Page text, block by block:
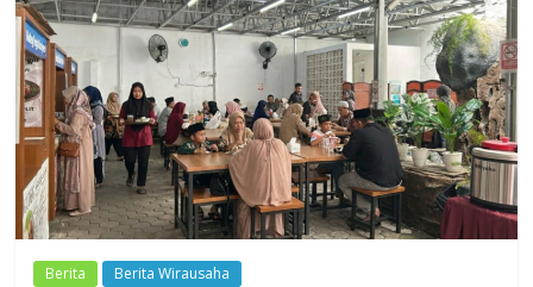
Dzikir,
Fikir,
Ikhtiar
Berita Berita Wirausaha